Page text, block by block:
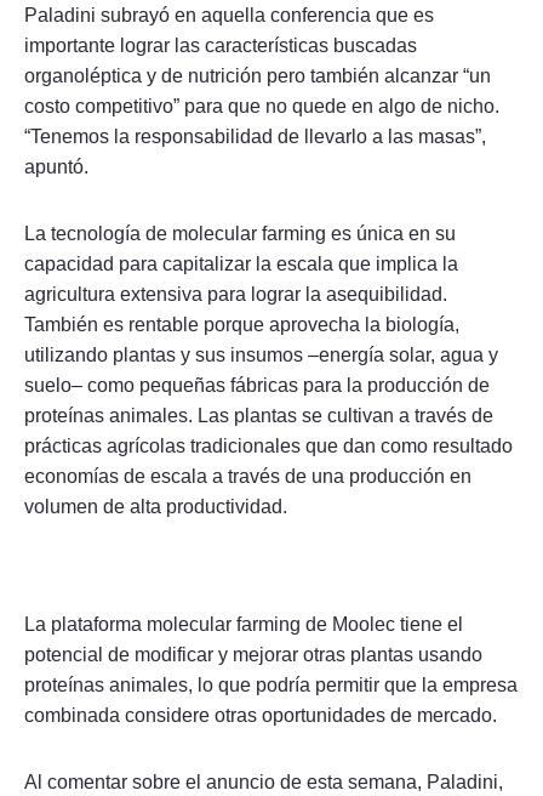
Paladini subrayó en aquella conferencia que es
importante lograr las características buscadas
organoléptica y de nutrición pero también alcanzar “un
costo competitivo” para que no quede en algo de nicho.
“Tenemos la responsabilidad de llevarlo a las masas”,
apuntó.
La tecnología de molecular farming es única en su
capacidad para capitalizar la escala que implica la
agricultura extensiva para lograr la asequibilidad.
También es rentable porque aprovecha la biología,
utilizando plantas y sus insumos –energía solar, agua y
suelo– como pequeñas fábricas para la producción de
proteínas animales. Las plantas se cultivan a través de
prácticas agrícolas tradicionales que dan como resultado
economías de escala a través de una producción en
volumen de alta productividad.
La plataforma molecular farming de Moolec tiene el
potencial de modificar y mejorar otras plantas usando
proteínas animales, lo que podría permitir que la empresa
combinada considere otras oportunidades de mercado.
Al comentar sobre el anuncio de esta semana, Paladini,